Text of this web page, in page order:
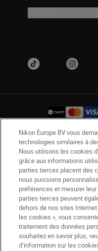
CH Nikon Sites
Contactez-nous
Conditions
CVG de la boutique
Notice d’information
Paramètres des
© 2026 Nikon
Nikon Europe BV vous
technologies similaires à
Nous utilisons les cookies
grâce aux informations
parties tierces placent des
nous puissions
préférences et mesurer
parties tierces peuvent
dehors de nos sites
les cookies », vous
traitement des données
souhaitez en savoir plus,
d’information sur les